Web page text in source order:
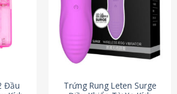
Đầu
Trứng Rung Leten Surge